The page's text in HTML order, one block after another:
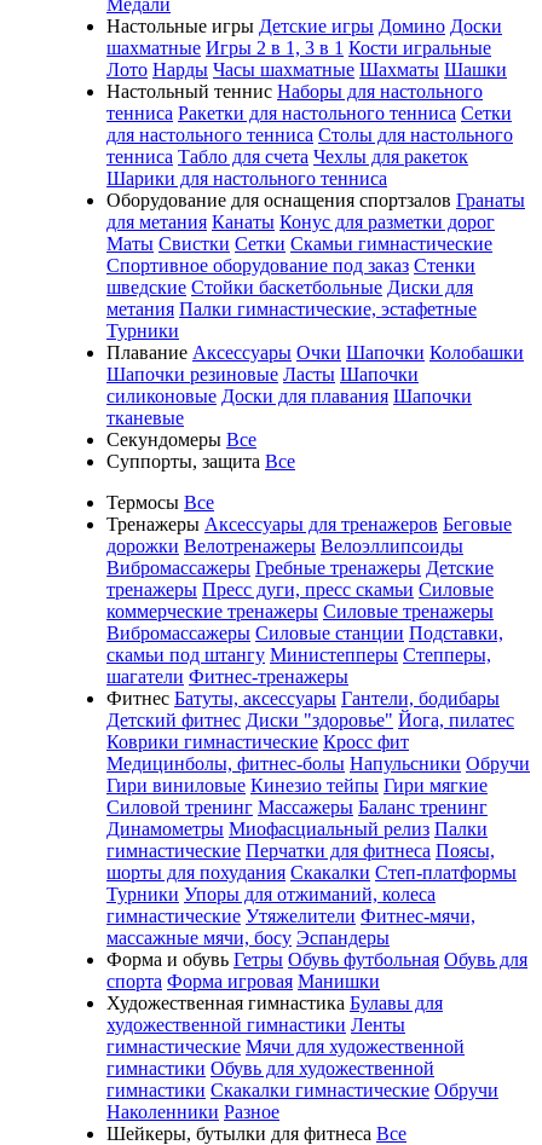
Медали
Настольные игры Детские игры Домино Доски
шахматные Игры 2 в 1, 3 в 1 Кости игральные
Лото Нарды Часы шахматные Шахматы Шашки
Настольный теннис Наборы для настольного
тенниса Ракетки для настольного тенниса Сетки
для настольного тенниса Столы для настольного
тенниса Табло для счета Чехлы для ракеток
Шарики для настольного тенниса
Оборудование для оснащения спортзалов Гранаты
для метания Канаты Конус для разметки дорог
Маты Свистки Сетки Скамьи гимнастические
Спортивное оборудование под заказ Стенки
шведские Стойки баскетбольные Диски для
метания Палки гимнастические, эстафетные
Турники
Плавание Аксессуары Очки Шапочки Колобашки
Шапочки резиновые Ласты Шапочки
силиконовые Доски для плавания Шапочки
тканевые
Секундомеры Все
Суппорты, защита Все
Термосы Все
Тренажеры Аксессуары для тренажеров Беговые
дорожки Велотренажеры Велоэллипсоиды
Вибромассажеры Гребные тренажеры Детские
тренажеры Пресс дуги, пресс скамьи Силовые
коммерческие тренажеры Силовые тренажеры
Вибромассажеры Силовые станции Подставки,
скамьи под штангу Министепперы Степперы,
шагатели Фитнес-тренажеры
Фитнес Батуты, аксессуары Гантели, бодибары
Детский фитнес Диски "здоровье" Йога, пилатес
Коврики гимнастические Кросс фит
Медицинболы, фитнес-болы Напульсники Обручи
Гири виниловые Кинезио тейпы Гири мягкие
Силовой тренинг Массажеры Баланс тренинг
Динамометры Миофасциальный релиз Палки
гимнастические Перчатки для фитнеса Поясы,
шорты для похудания Скакалки Степ-платформы
Турники Упоры для отжиманий, колеса
гимнастические Утяжелители Фитнес-мячи,
массажные мячи, босу Эспандеры
Форма и обувь Гетры Обувь футбольная Обувь для
спорта Форма игровая Манишки
Художественная гимнастика Булавы для
художественной гимнастики Ленты
гимнастические Мячи для художественной
гимнастики Обувь для художественной
гимнастики Скакалки гимнастические Обручи
Наколенники Разное
Шейкеры, бутылки для фитнеса Все